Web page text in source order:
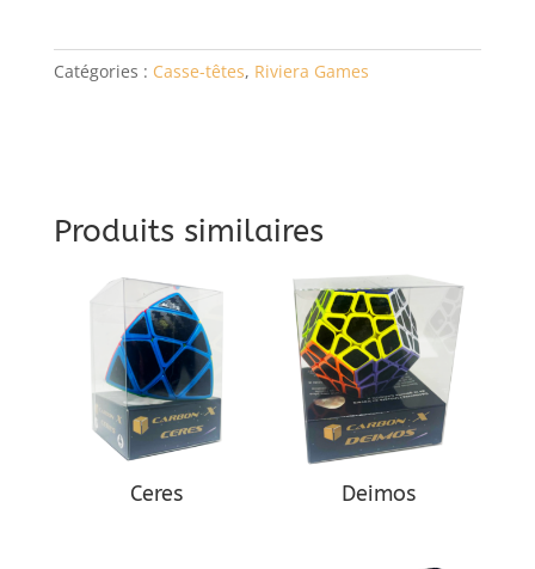
Catégories : Casse-têtes, Riviera Games
Produits similaires
Ceres Deimos